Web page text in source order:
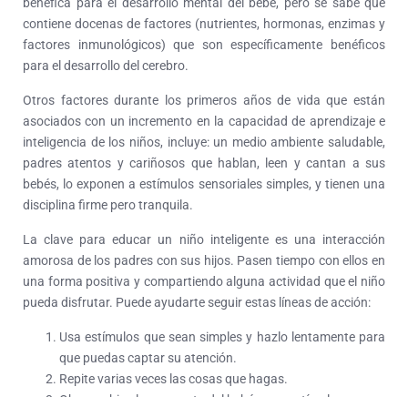
benéfica para el desarrollo mental del bebé, pero se sabe que
contiene docenas de factores (nutrientes, hormonas, enzimas y
factores inmunológicos) que son específicamente benéficos
para el desarrollo del cerebro.
Otros factores durante los primeros años de vida que están
asociados con un incremento en la capacidad de aprendizaje e
inteligencia de los niños, incluye: un medio ambiente saludable,
padres atentos y cariñosos que hablan, leen y cantan a sus
bebés, lo exponen a estímulos sensoriales simples, y tienen una
disciplina firme pero tranquila.
La clave para educar un niño inteligente es una interacción
amorosa de los padres con sus hijos. Pasen tiempo con ellos en
una forma positiva y compartiendo alguna actividad que el niño
pueda disfrutar. Puede ayudarte seguir estas líneas de acción:
Usa estímulos que sean simples y hazlo lentamente para
que puedas captar su atención.
Repite varias veces las cosas que hagas.